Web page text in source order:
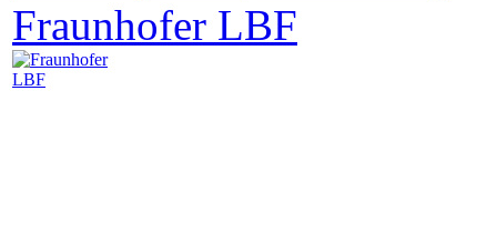
Fraunhofer LBF